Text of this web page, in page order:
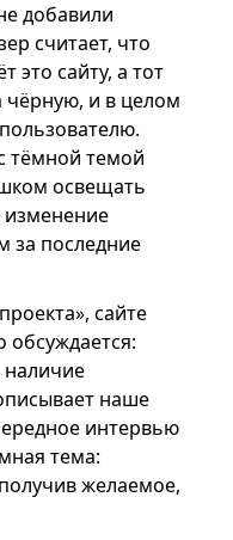
добавили
считает, что
это сайту, а тот
чёрную, и в целом
тёмной темой
освещать
изменение
за последние
сайте
наличие
наше
интервью
тема:
желаемое,